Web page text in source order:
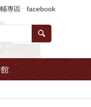
專區 facebook